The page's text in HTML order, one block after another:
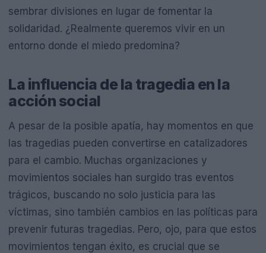
sembrar divisiones en lugar de fomentar la
solidaridad. ¿Realmente queremos vivir en un
entorno donde el miedo predomina?
La influencia de la tragedia en la
acción social
A pesar de la posible apatía, hay momentos en que
las tragedias pueden convertirse en catalizadores
para el cambio. Muchas organizaciones y
movimientos sociales han surgido tras eventos
trágicos, buscando no solo justicia para las
víctimas, sino también cambios en las políticas para
prevenir futuras tragedias. Pero, ojo, para que estos
movimientos tengan éxito, es crucial que se